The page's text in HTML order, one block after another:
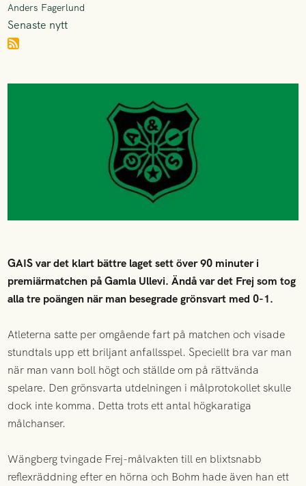
Anders Fagerlund
Senaste nytt
GAIS var det klart bättre laget sett över 90 minuter i
premiärmatchen på Gamla Ullevi. Ändå var det Frej som tog
alla tre poängen när man besegrade grönsvart med 0-1.
Atleterna satte per omgående fart på matchen och visade
stundtals upp ett briljant anfallsspel. Speciellt bra var man
när man vann boll högt och ställde om på rättvända
spelare. Den grönsvarta utdelningen i målprotokollet skulle
dock inte komma. Detta trots ett antal högkaratiga
målchanser.
Wängberg tvingade Frej-målvakten till en blixtsnabb
reflexräddning efter en hörna och Bohm hade även han ett